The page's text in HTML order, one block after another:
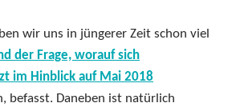
wir uns in jüngerer Zeit schon viel
der Frage, worauf sich
im Hinblick auf Mai 2018
befasst. Daneben ist natürlich